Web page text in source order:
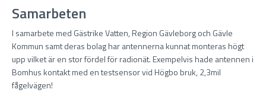
Samarbeten
I samarbete med Gästrike Vatten, Region Gävleborg och Gävle
Kommun samt deras bolag har antennerna kunnat monteras högt
upp vilket är en stor fördel för radionät. Exempelvis hade antennen i
Bomhus kontakt med en testsensor vid Högbo bruk, 2,3mil
fågelvägen!